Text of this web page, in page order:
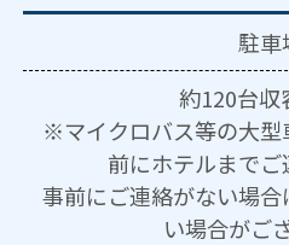
駐車
約120台収
※マイクロバス等の大型
前にホテルまでご
事前にご連絡がない場
い場合がご